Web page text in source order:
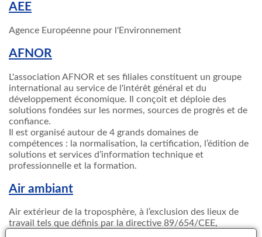
AEE
Agence Européenne pour l'Environnement
AFNOR
L'association AFNOR et ses filiales constituent un groupe
international au service de l'intérêt général et du
développement économique. Il conçoit et déploie des
solutions fondées sur les normes, sources de progrès et de
confiance.
Il est organisé autour de 4 grands domaines de
compétences : la normalisation, la certification, l’édition de
solutions et services d’information technique et
professionnelle et la formation.
Air ambiant
Air extérieur de la troposphère, à l’exclusion des lieux de
travail tels que définis par la directive 89/654/CEE,